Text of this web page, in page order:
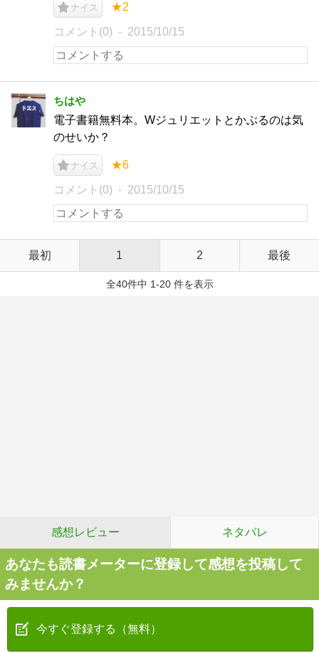
ナイス ★2
コメント(0) 2015/10/15
ちはや
電子書籍無料本。Wジュリエットとかぶるのは気
のせいか？
ナイス ★6
コメント(0) 2015/10/15
最初 1 2 最後
全40件中 1-20 件を表示
感想レビュー ネタバレ
あなたも読書メーターに登録して感想を投稿して
みませんか？
今すぐ登録する（無料）